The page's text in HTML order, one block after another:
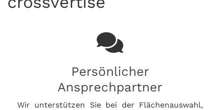
Persönlicher
Ansprechpartner
Wir unterstützen Sie bei der Flächenauswahl,